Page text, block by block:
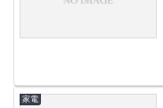
家電